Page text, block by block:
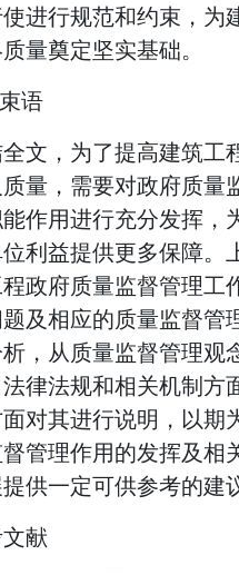
进行规范和约束，为
量奠定坚实基础。
语
文，为了提高建筑工
量，需要对政府质量
作用进行充分发挥，
利益提供更多保障。
政府质量监督管理工
及相应的质量监督管
，从质量监督管理观
律法规和相关机制方
对其进行说明，以期
管理作用的发挥及相
供一定可供参考的建
献